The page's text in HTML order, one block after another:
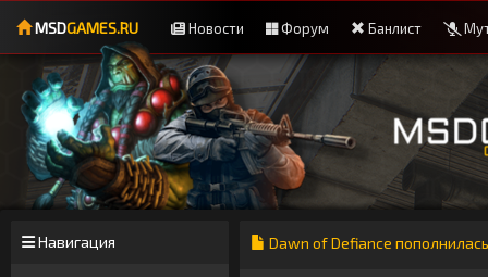
MSDGAMES.RU Новости Форум Банлист
Навигация Dawn of Defiance